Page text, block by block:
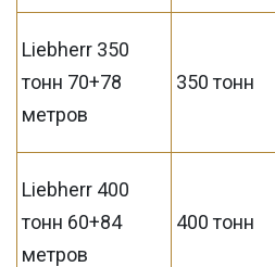
Liebherr 350
тонн 70+78
метров
350 тонн
Liebherr 400
тонн 60+84
метров
400 тонн